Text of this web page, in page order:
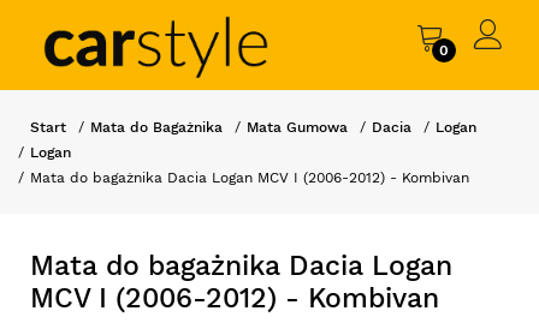
0
Start Mata do Bagażnika Mata Gumowa Dacia
Logan
Logan
Mata do bagażnika Dacia Logan MCV I (2006-2012) - Kombivan
Mata do bagażnika Dacia Logan
MCV I (2006-2012) - Kombivan